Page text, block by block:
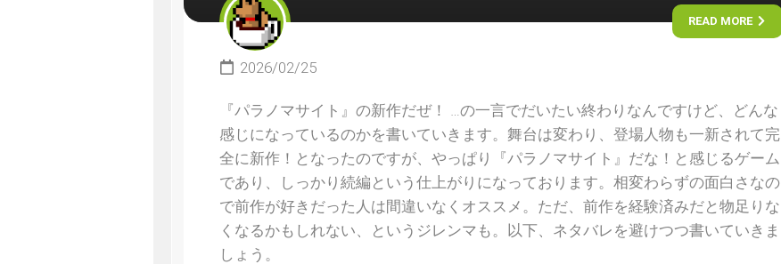
READ MORE
2026/02/25
『パラノマサイト』の新作だぜ！ …の一言でだいたい終わりなんですけど、どんな
感じになっているのかを書いていきます。舞台は変わり、登場人物も一新されて完
全に新作！となったのですが、やっぱり『パラノマサイト』だな！と感じるゲーム
であり、しっかり続編という仕上がりになっております。相変わらずの面白さなの
で前作が好きだった人は間違いなくオススメ。ただ、前作を経験済みだと物足りな
くなるかもしれない、というジレンマも。以下、ネタバレを避けつつ書いていきま
しょう。